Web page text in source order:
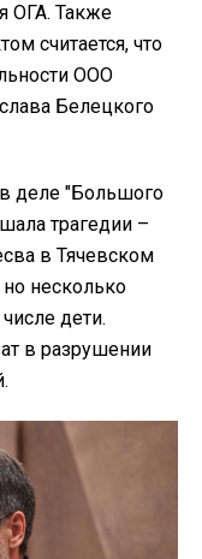
ОГА. Также
считается, что
ООО
Белецкого
деле "Большого
трагедии –
в Тячевском
несколько
дети.
в разрушении